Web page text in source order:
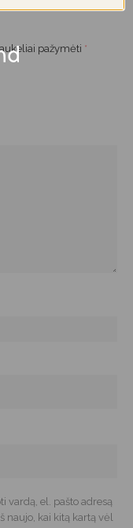
pažymėti *
vardą, el. pašto adresą
naujo, kai kitą kartą vėl